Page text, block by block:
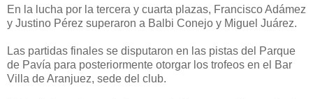
En la lucha por la tercera y cuarta plazas, Francisco Adámez
y Justino Pérez superaron a Balbi Conejo y Miguel Juárez.
Las partidas finales se disputaron en las pistas del Parque
de Pavía para posteriormente otorgar los trofeos en el Bar
Villa de Aranjuez, sede del club.